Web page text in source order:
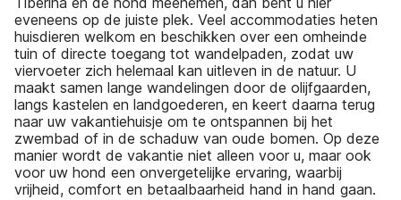
eveneens op de juiste plek. Veel accommodaties heten
huisdieren welkom en beschikken over een omheinde
tuin of directe toegang tot wandelpaden, zodat uw
viervoeter zich helemaal kan uitleven in de natuur. U
maakt samen lange wandelingen door de olijfgaarden,
langs kastelen en landgoederen, en keert daarna terug
naar uw vakantiehuisje om te ontspannen bij het
zwembad of in de schaduw van oude bomen. Op deze
manier wordt de vakantie niet alleen voor u, maar ook
voor uw hond een onvergetelijke ervaring, waarbij
vrijheid, comfort en betaalbaarheid hand in hand gaan.